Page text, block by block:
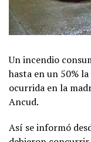
Un incendio
hasta en un 50%
ocurrida en la
Ancud.
Así se informó